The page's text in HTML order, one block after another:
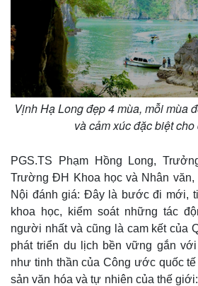
Kinh tế
Bất động sản
Khởi nghiệp
Thị
Giá
Tiêu
Tỷ giá
Giá
Vịnh Hạ Long đẹp 4 mùa, mỗi mùa
và cảm xúc đặc biệt
PGS.TS Phạm Hồng Long,
Trường ĐH Khoa học và Nhân
Nội đánh giá: Đây là bước đi mới,
khoa học, kiểm soát những tác
người nhất và cũng là cam kết của
phát triển du lịch bền vững gắn
như tinh thần của Công ước quốc
sản văn hóa và tự nhiên của thế